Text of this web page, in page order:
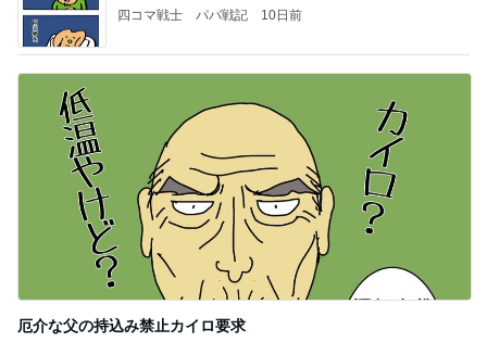
四コマ戦士 パパ戦記 10日前
厄介な父の持込み禁止カイロ要求